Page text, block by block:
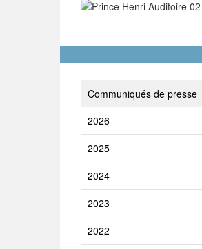
Communiqués de presse
2026
2025
2024
2023
2022